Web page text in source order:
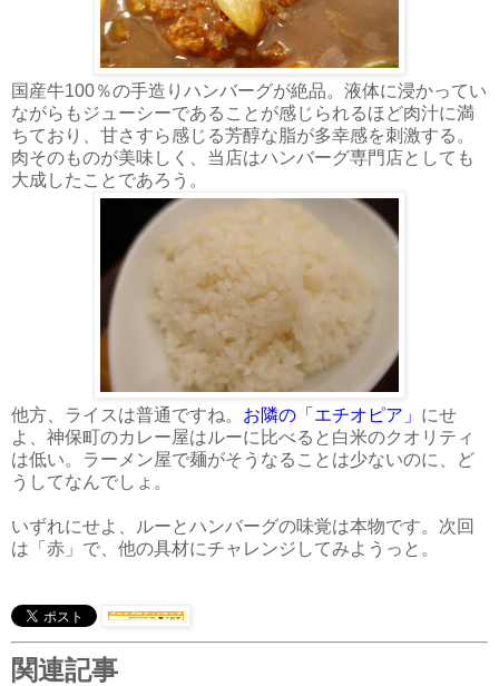
国産牛100％の手造りハンバーグが絶品。液体に浸かってい
ながらもジューシーであることが感じられるほど肉汁に満
ちており、甘さすら感じる芳醇な脂が多幸感を刺激する。
肉そのものが美味しく、当店はハンバーグ専門店としても
大成したことであろう。
他方、ライスは普通ですね。 お隣の「エチオピア」 にせ
よ、神保町のカレー屋はルーに比べると白米のクオリティ
は低い。ラーメン屋で麺がそうなることは少ないのに、ど
うしてなんでしょ。
いずれにせよ、ルーとハンバーグの味覚は本物です。次回
は「赤」で、他の具材にチャレンジしてみようっと。
関連記事